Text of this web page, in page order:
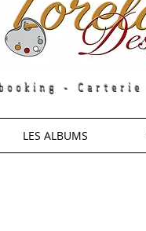
- Carterie
LES ALBUMS